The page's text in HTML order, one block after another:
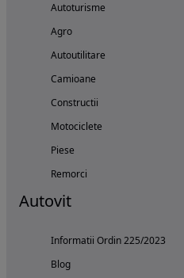
Autoturisme
Agro
Autoutilitare
Camioane
Constructii
Motociclete
Piese
Remorci
Autovit
Informatii Ordin 225/2023
Blog